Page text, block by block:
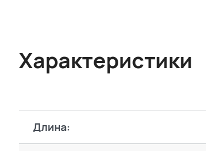
Характеристики
Длина: